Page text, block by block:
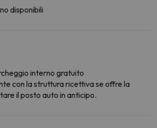
disponibili
interno gratuito
con la struttura ricettiva se offre la
il posto auto in anticipo.